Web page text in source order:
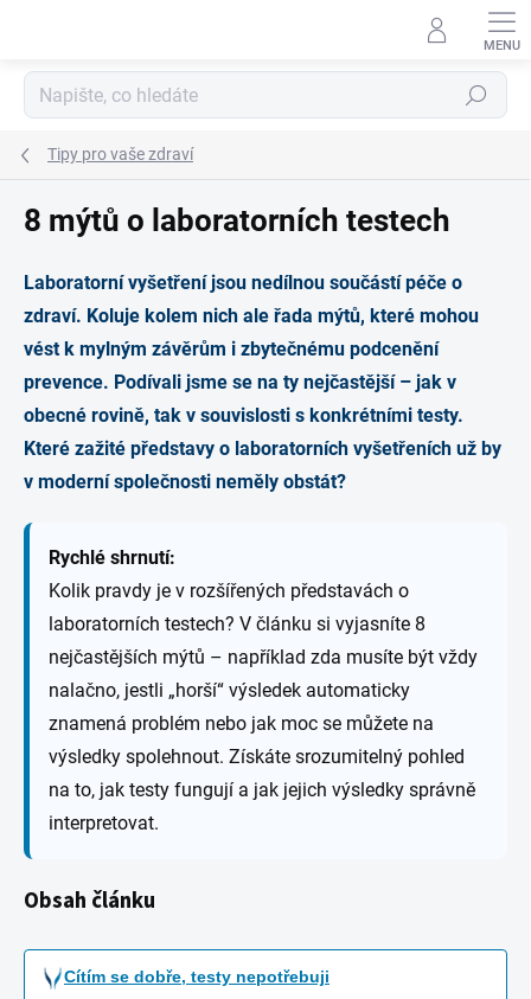
Hledat
Tipy pro vaše zdraví
8 mýtů o laboratorních testech
Laboratorní vyšetření jsou nedílnou součástí péče o
zdraví. Koluje kolem nich ale řada mýtů, které mohou
vést k mylným závěrům i zbytečnému podcenění
prevence. Podívali jsme se na ty nejčastější – jak v
obecné rovině, tak v souvislosti s konkrétními testy.
Které zažité představy o laboratorních vyšetřeních už by
v moderní společnosti neměly obstát?
Rychlé shrnutí:
Kolik pravdy je v rozšířených představách o
laboratorních testech? V článku si vyjasníte 8
nejčastějších mýtů – například zda musíte být vždy
nalačno, jestli „horší“ výsledek automaticky
znamená problém nebo jak moc se můžete na
výsledky spolehnout. Získáte srozumitelný pohled
na to, jak testy fungují a jak jejich výsledky správně
interpretovat.
Obsah článku
Cítím se dobře, testy nepotřebuji